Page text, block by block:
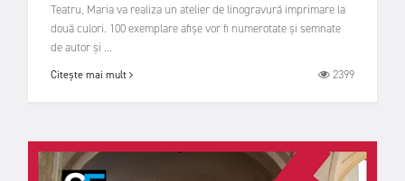
Teatru, Maria va realiza un atelier de linogravură imprimare la
două culori. 100 exemplare afișe vor fi numerotate și semnate
de autor și ...
Citește mai mult 2399